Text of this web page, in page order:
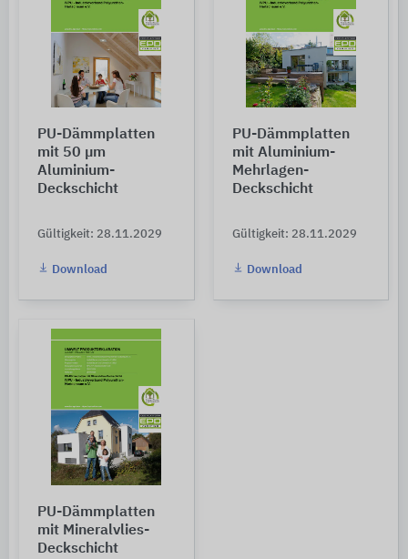
PU-Dämmplatten
mit 50 µm
Aluminium-
Deckschicht
Gültigkeit: 28.11.2029
Download
PU-Dämmplatten
mit Aluminium-
Mehrlagen-
Deckschicht
Gültigkeit: 28.11.2029
Download
PU-Dämmplatten
mit Mineralvlies-
Deckschicht